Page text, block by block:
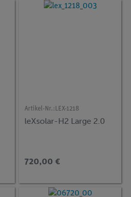
Artikel-Nr.: LEX-1218
leXsolar-H2 Large 2.0
720,00 €